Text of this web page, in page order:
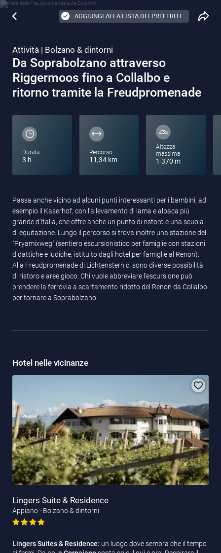
AGGIUNGI ALLA LISTA DEI PREFERITI
Attività | Bolzano & dintorni
Da Soprabolzano attraverso
Riggermoos fino a Collalbo e
ritorno tramite la Freudpromenade
Durata
3 h
Percorso
11,34 km
Altezza
massima
1 370 m
Passa anche vicino ad alcuni punti interessanti per i bambini, ad
esempio il Kaserhof, con l'allevamento di lama e alpaca più
grande d'Italia, che offre anche un punto di ristoro e una scuola
di equitazione. Lungo il percorso si trova inoltre una stazione del
"Pryamixweg" (sentiero escursionistico per famiglie con stazioni
didattiche e ludiche, istituito dagli hotel per famiglie al Renon).
Alla Freudpromenade di Lichtenstern ci sono diverse possibilità
di ristoro e aree gioco. Chi vuole abbreviare l'escursione può
prendere la ferrovia a scartamento ridotto del Renon da Collalbo
per tornare a Soprabolzano.
Hotel nelle vicinanze
Lingers Suite & Residence
Appiano - Bolzano & dintorni
Lingers Suites & Residence: un luogo dove sembra che il tempo